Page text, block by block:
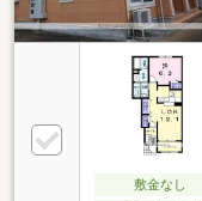
敷金なし